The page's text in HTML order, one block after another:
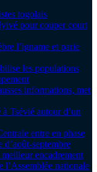
togolais
pour couper court
l’igname et parie
les populations
informations, met
Tsévié autour d’un
entre en phase
d’août-septembre
encadrement
l’Assemblée nationale